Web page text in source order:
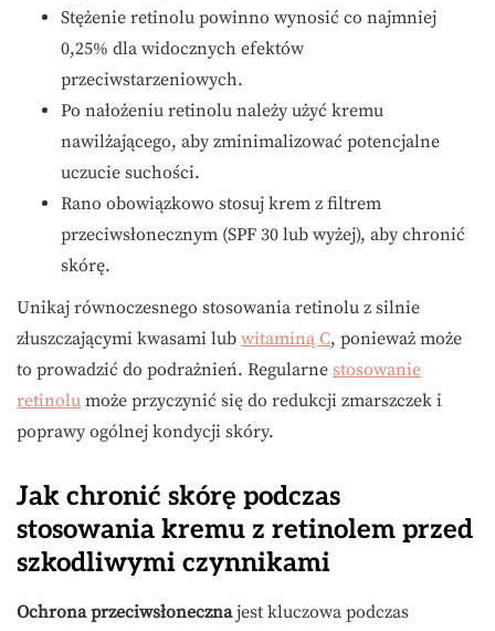
Stężenie retinolu powinno wynosić co najmniej
0,25% dla widocznych efektów
przeciwstarzeniowych.
Po nałożeniu retinolu należy użyć kremu
nawilżającego, aby zminimalizować potencjalne
uczucie suchości.
Rano obowiązkowo stosuj krem z filtrem
przeciwsłonecznym (SPF 30 lub wyżej), aby chronić
skórę.
Unikaj równoczesnego stosowania retinolu z silnie
złuszczającymi kwasami lub witaminą C, ponieważ może
to prowadzić do podrażnień. Regularne stosowanie
retinolu może przyczynić się do redukcji zmarszczek i
poprawy ogólnej kondycji skóry.
Jak chronić skórę podczas
stosowania kremu z retinolem przed
szkodliwymi czynnikami
Ochrona przeciwsłonecznajest kluczowa podczas